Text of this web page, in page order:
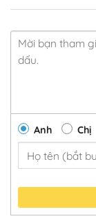
Anh Chị